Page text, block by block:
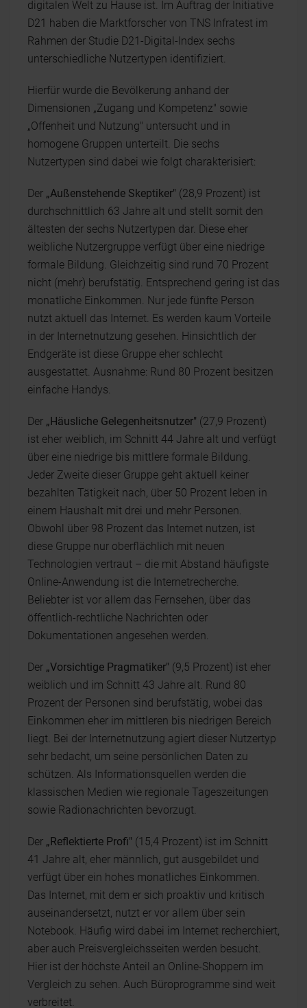
digitalen Welt zu Hause ist. Im Auftrag der Initiative
D21 haben die Marktforscher von TNS Infratest im
Rahmen der Studie D21-Digital-Index sechs
unterschiedliche Nutzertypen identifiziert.
Hierfür wurde die Bevölkerung anhand der
Dimensionen „Zugang und Kompetenz" sowie
„Offenheit und Nutzung" untersucht und in
homogene Gruppen unterteilt. Die sechs
Nutzertypen sind dabei wie folgt charakterisiert:
Der „Außenstehende Skeptiker" (28,9 Prozent) ist
durchschnittlich 63 Jahre alt und stellt somit den
ältesten der sechs Nutzertypen dar. Diese eher
weibliche Nutzergruppe verfügt über eine niedrige
formale Bildung. Gleichzeitig sind rund 70 Prozent
nicht (mehr) berufstätig. Entsprechend gering ist das
monatliche Einkommen. Nur jede fünfte Person
nutzt aktuell das Internet. Es werden kaum Vorteile
in der Internetnutzung gesehen. Hinsichtlich der
Endgeräte ist diese Gruppe eher schlecht
ausgestattet. Ausnahme: Rund 80 Prozent besitzen
einfache Handys.
Der „Häusliche Gelegenheitsnutzer" (27,9 Prozent)
ist eher weiblich, im Schnitt 44 Jahre alt und verfügt
über eine niedrige bis mittlere formale Bildung.
Jeder Zweite dieser Gruppe geht aktuell keiner
bezahlten Tätigkeit nach, über 50 Prozent leben in
einem Haushalt mit drei und mehr Personen.
Obwohl über 98 Prozent das Internet nutzen, ist
diese Gruppe nur oberflächlich mit neuen
Technologien vertraut – die mit Abstand häufigste
Online-Anwendung ist die Internetrecherche.
Beliebter ist vor allem das Fernsehen, über das
öffentlich-rechtliche Nachrichten oder
Dokumentationen angesehen werden.
Der „Vorsichtige Pragmatiker" (9,5 Prozent) ist eher
weiblich und im Schnitt 43 Jahre alt. Rund 80
Prozent der Personen sind berufstätig, wobei das
Einkommen eher im mittleren bis niedrigen Bereich
liegt. Bei der Internetnutzung agiert dieser Nutzertyp
sehr bedacht, um seine persönlichen Daten zu
schützen. Als Informationsquellen werden die
klassischen Medien wie regionale Tageszeitungen
sowie Radionachrichten bevorzugt.
Der „Reflektierte Profi" (15,4 Prozent) ist im Schnitt
41 Jahre alt, eher männlich, gut ausgebildet und
verfügt über ein hohes monatliches Einkommen.
Das Internet, mit dem er sich proaktiv und kritisch
auseinandersetzt, nutzt er vor allem über sein
Notebook. Häufig wird dabei im Internet recherchiert,
aber auch Preisvergleichsseiten werden besucht.
Hier ist der höchste Anteil an Online-Shoppern im
Vergleich zu sehen. Auch Büroprogramme sind weit
verbreitet.